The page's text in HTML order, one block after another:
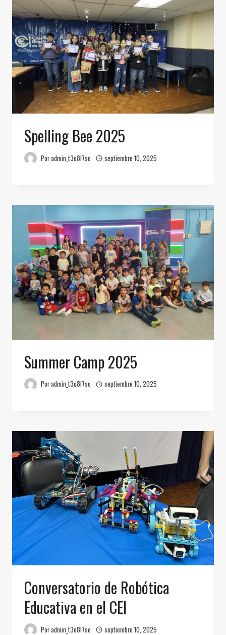
Spelling Bee 2025
Poradmin_t3o8l7so septiembre 10, 2025
Summer Camp 2025
Poradmin_t3o8l7so septiembre 10, 2025
Conversatorio de Robótica
Educativa en el CEI
Poradmin_t3o8l7so septiembre 10, 2025